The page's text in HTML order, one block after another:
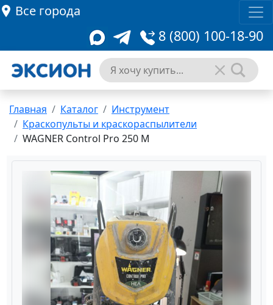
Все города
8 (800) 100-18-90
Главная Каталог
Инструмент
Краскопульты и краскораспылители
WAGNER Control Pro 250 M